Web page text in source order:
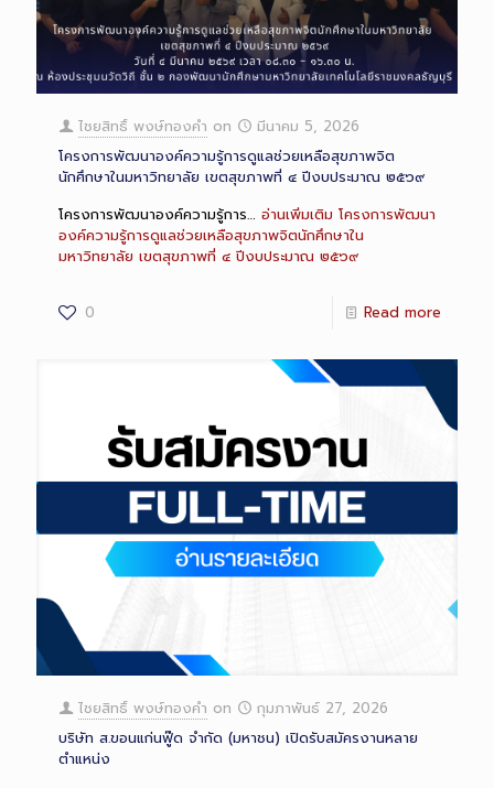
ไชยสิทธิ์ พงษ์ทองคำ on
มีนาคม 5, 2026
โครงการพัฒนาองค์ความรู้การดูแลช่วยเหลือสุขภาพจิต
นักศึกษาในมหาวิทยาลัย เขตสุขภาพที่ ๔ ปีงบประมาณ ๒๕๖๙
โครงการพัฒนาองค์ความรู้การ… อ่านเพิ่มเติม โครงการพัฒนา
องค์ความรู้การดูแลช่วยเหลือสุขภาพจิตนักศึกษาใน
มหาวิทยาลัย เขตสุขภาพที่ ๔ ปีงบประมาณ ๒๕๖๙
0 Read more
ไชยสิทธิ์ พงษ์ทองคำ on
กุมภาพันธ์ 27, 2026
บริษัท ส.ขอนแก่นฟู๊ด จำกัด (มหาชน) เปิดรับสมัครงานหลาย
ตำแหน่ง